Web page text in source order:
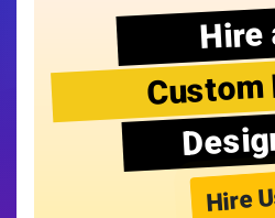
Hire
Custom
Hire